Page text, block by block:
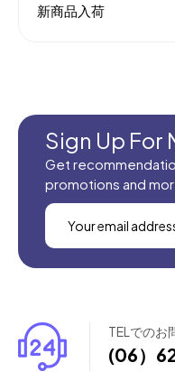
新商品入荷
Sign Up For
Get
promotions and
TELでの
(06）